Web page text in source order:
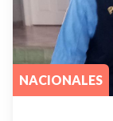
NACIONALES